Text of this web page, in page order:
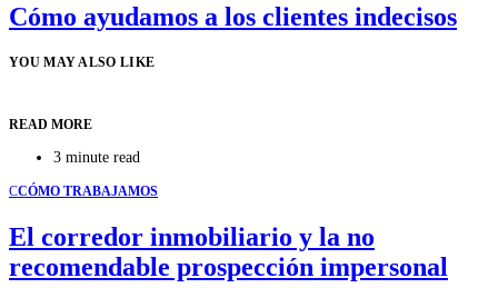
Cómo ayudamos a los clientes indecisos
YOU MAY ALSO LIKE
READ MORE
3 minute read
CCÓMO TRABAJAMOS
El corredor inmobiliario y la no
recomendable prospección impersonal